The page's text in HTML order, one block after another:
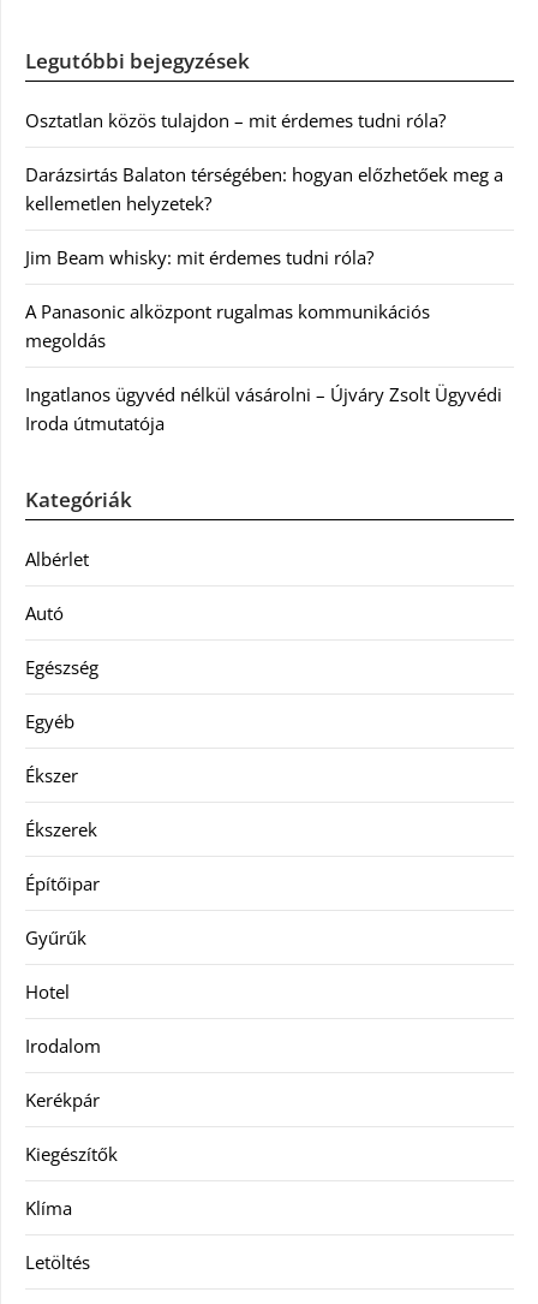
Legutóbbi bejegyzések
Osztatlan közös tulajdon – mit érdemes tudni róla?
Darázsirtás Balaton térségében: hogyan előzhetőek meg a
kellemetlen helyzetek?
Jim Beam whisky: mit érdemes tudni róla?
A Panasonic alközpont rugalmas kommunikációs
megoldás
Ingatlanos ügyvéd nélkül vásárolni – Újváry Zsolt Ügyvédi
Iroda útmutatója
Kategóriák
Albérlet
Autó
Egészség
Egyéb
Ékszer
Ékszerek
Építőipar
Gyűrűk
Hotel
Irodalom
Kerékpár
Kiegészítők
Klíma
Letöltés